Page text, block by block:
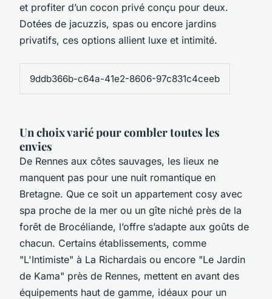
et profiter d’un cocon privé conçu pour deux.
Dotées de jacuzzis, spas ou encore jardins
privatifs, ces options allient luxe et intimité.
9ddb366b-c64a-41e2-8606-97c831c4ceeb
Un choix varié pour combler toutes les
envies
De Rennes aux côtes sauvages, les lieux ne
manquent pas pour une nuit romantique en
Bretagne. Que ce soit un appartement cosy avec
spa proche de la mer ou un gîte niché près de la
forêt de Brocéliande, l’offre s’adapte aux goûts de
chacun. Certains établissements, comme
"L'Intimiste" à La Richardais ou encore "Le Jardin
de Kama" près de Rennes, mettent en avant des
équipements haut de gamme, idéaux pour un